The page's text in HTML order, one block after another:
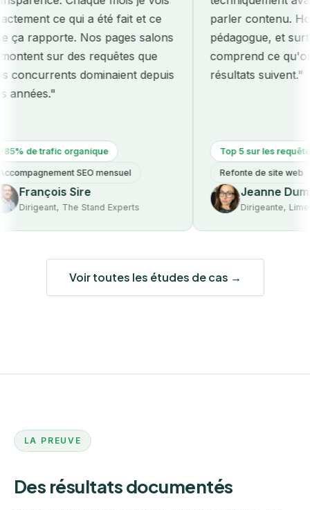
ce qui a été fait et ce
Nos pages salons
sur des requêtes que
dominaient depuis
trafic organique
SEO mensuel
Sire
The Stand Experts
parler contenu.
pédagogue, et surtout
comprend ce qu'on
résultats suivent."
Top 5 sur les requêtes
Refonte de site web
Jeanne Dumont
Dirigeante, Lime & Co
Voir toutes les études de cas →
LA PREUVE
Des résultats documentés